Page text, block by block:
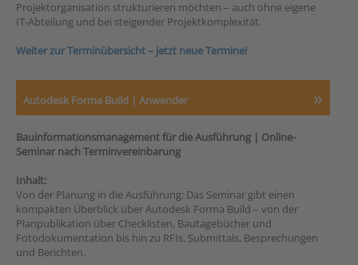
Projektorganisation strukturieren möchten – auch ohne eigene
IT-Abteilung und bei steigender Projektkomplexität.
Weiter zur Terminübersicht – jetzt neue Termine!
Autodesk Forma Build | Anwender
Bauinformationsmanagement für die Ausführung | Online-
Seminar nach Terminvereinbarung
Inhalt:
Von der Planung in die Ausführung: Das Seminar gibt einen
kompakten Überblick über Autodesk Forma Build – von der
Planpublikation über Checklisten, Bautagebücher und
Fotodokumentation bis hin zu RFIs, Submittals, Besprechungen
und Berichten.